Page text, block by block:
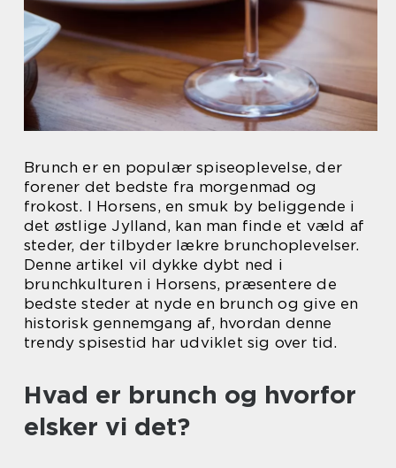
Brunch er en populær spiseoplevelse, der
forener det bedste fra morgenmad og
frokost. I Horsens, en smuk by beliggende i
det østlige Jylland, kan man finde et væld af
steder, der tilbyder lækre brunchoplevelser.
Denne artikel vil dykke dybt ned i
brunchkulturen i Horsens, præsentere de
bedste steder at nyde en brunch og give en
historisk gennemgang af, hvordan denne
trendy spisestid har udviklet sig over tid.
Hvad er brunch og hvorfor
elsker vi det?